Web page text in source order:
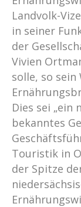
Landvolk-
in seiner
der
Vivien
solle, so sein
Dies sei „ein
bekanntes
Touristik in
der Spitze